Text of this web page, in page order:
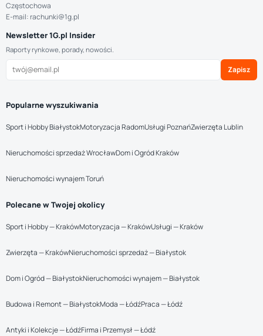
Częstochowa
E-mail: rachunki@1g.pl
Newsletter 1G.pl Insider
Raporty rynkowe, porady, nowości.
Zapisz
Popularne wyszukiwania
Sport i Hobby BiałystokMotoryzacja RadomUsługi PoznańZwierzęta Lublin
Nieruchomości sprzedaż WrocławDom i Ogród Kraków
Nieruchomości wynajem Toruń
Polecane w Twojej okolicy
Sport i Hobby — KrakówMotoryzacja — KrakówUsługi — Kraków
Zwierzęta — KrakówNieruchomości sprzedaż — Białystok
Dom i Ogród — BiałystokNieruchomości wynajem — Białystok
Budowa i Remont — BiałystokModa — ŁódźPraca — Łódź
Antyki i Kolekcje — ŁódźFirma i Przemysł — Łódź